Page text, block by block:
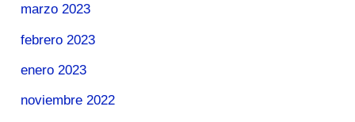
marzo 2023
febrero 2023
enero 2023
noviembre 2022